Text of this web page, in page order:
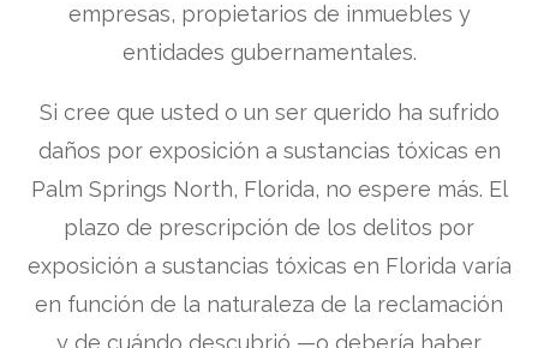
empresas, propietarios de inmuebles y
entidades gubernamentales.
Si cree que usted o un ser querido ha sufrido
daños por exposición a sustancias tóxicas en
Palm Springs North, Florida, no espere más. El
plazo de prescripción de los delitos por
exposición a sustancias tóxicas en Florida varía
en función de la naturaleza de la reclamación
y de cuándo descubrió —o debería haber